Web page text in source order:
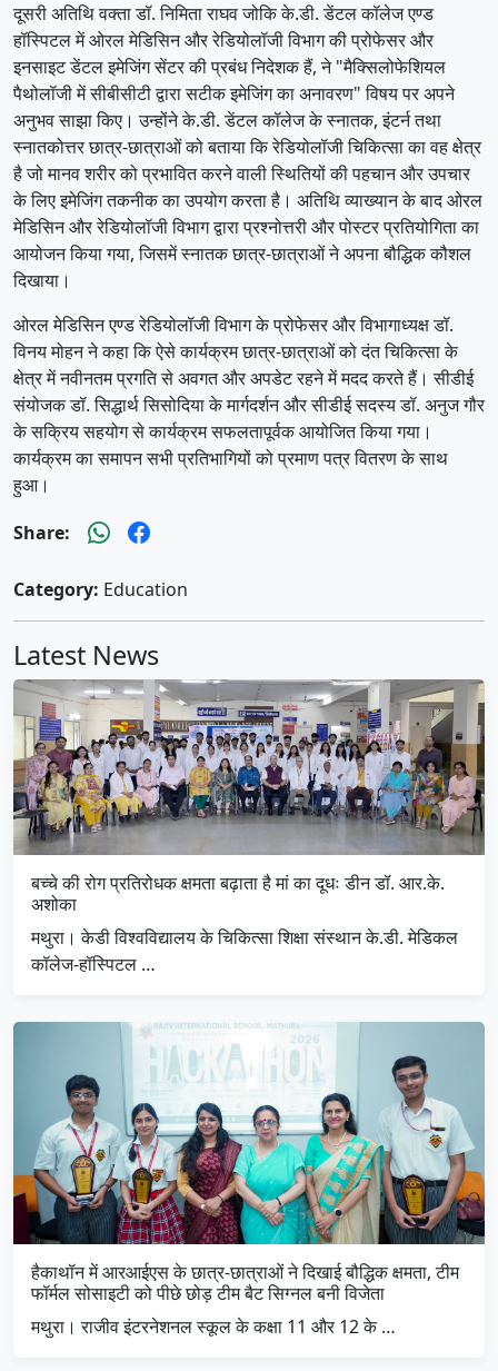
दूसरी अतिथि वक्ता डॉ. निमिता राघव जोकि के.डी. डेंटल कॉलेज एण्ड
हॉस्पिटल में ओरल मेडिसिन और रेडियोलॉजी विभाग की प्रोफेसर और
इनसाइट डेंटल इमेजिंग सेंटर की प्रबंध निदेशक हैं, ने "मैक्सिलोफेशियल
पैथोलॉजी में सीबीसीटी द्वारा सटीक इमेजिंग का अनावरण" विषय पर अपने
अनुभव साझा किए। उन्होंने के.डी. डेंटल कॉलेज के स्नातक, इंटर्न तथा
स्नातकोत्तर छात्र-छात्राओं को बताया कि रेडियोलॉजी चिकित्सा का वह क्षेत्र
है जो मानव शरीर को प्रभावित करने वाली स्थितियों की पहचान और उपचार
के लिए इमेजिंग तकनीक का उपयोग करता है। अतिथि व्याख्यान के बाद ओरल
मेडिसिन और रेडियोलॉजी विभाग द्वारा प्रश्नोत्तरी और पोस्टर प्रतियोगिता का
आयोजन किया गया, जिसमें स्नातक छात्र-छात्राओं ने अपना बौद्धिक कौशल
दिखाया।
ओरल मेडिसिन एण्ड रेडियोलॉजी विभाग के प्रोफेसर और विभागाध्यक्ष डॉ.
विनय मोहन ने कहा कि ऐसे कार्यक्रम छात्र-छात्राओं को दंत चिकित्सा के
क्षेत्र में नवीनतम प्रगति से अवगत और अपडेट रहने में मदद करते हैं। सीडीई
संयोजक डॉ. सिद्धार्थ सिसोदिया के मार्गदर्शन और सीडीई सदस्य डॉ. अनुज गौर
के सक्रिय सहयोग से कार्यक्रम सफलतापूर्वक आयोजित किया गया।
कार्यक्रम का समापन सभी प्रतिभागियों को प्रमाण पत्र वितरण के साथ
हुआ।
Share:
Category: Education
Latest News
बच्चे की रोग प्रतिरोधक क्षमता बढ़ाता है मां का दूधः डीन डॉ. आर.के.
अशोका
मथुरा। केडी विश्वविद्यालय के चिकित्सा शिक्षा संस्थान के.डी. मेडिकल
कॉलेज-हॉस्पिटल …
हैकाथॉन में आरआईएस के छात्र-छात्राओं ने दिखाई बौद्धिक क्षमता, टीम
फॉर्मल सोसाइटी को पीछे छोड़ टीम बैट सिग्नल बनी विजेता
मथुरा। राजीव इंटरनेशनल स्कूल के कक्षा 11 और 12 के …